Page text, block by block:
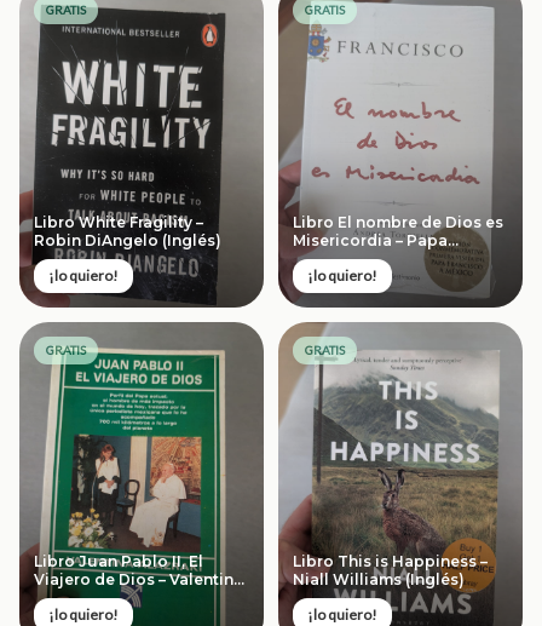
GRATIS
Libro White Fragility –
Robin DiAngelo (Inglés)
¡lo quiero!
GRATIS
Libro El nombre de Dios es
Misericordia – Papa
Francisco (Edición
Conmemorativa)
¡lo quiero!
GRATIS
Libro Juan Pablo II, El
Viajero de Dios – Valentina
Alazraki
¡lo quiero!
GRATIS
Libro This is Happiness –
Niall Williams (Inglés)
¡lo quiero!